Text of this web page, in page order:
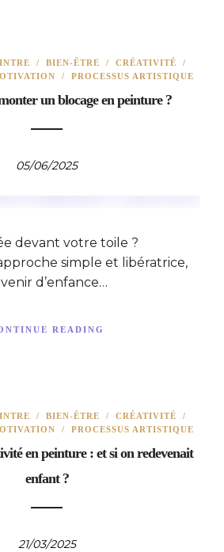
/ BIEN-ÊTRE / CRÉATIVITÉ /
/ PROCESSUS ARTISTIQUE
un blocage en peinture ?
05/06/2025
devant votre toile ?
simple et libératrice,
d’enfance…
READING
/ BIEN-ÊTRE / CRÉATIVITÉ /
/ PROCESSUS ARTISTIQUE
en peinture : et si on redevenait
enfant ?
21/03/2025